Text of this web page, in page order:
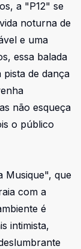
a "P12" se
noturna de
e uma
essa balada
de dança
não esqueça
o público
Musique", que
com a
é
intimista,